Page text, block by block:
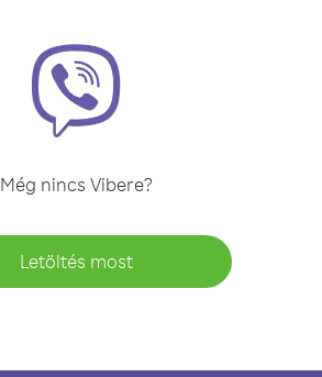
Még nincs Vibere?
Letöltés most